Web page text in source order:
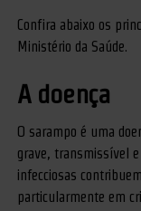
Confira abaixo os
Ministério da Saúde.
A doença
O sarampo é uma
grave, transmissível
infecciosas
particularmente em